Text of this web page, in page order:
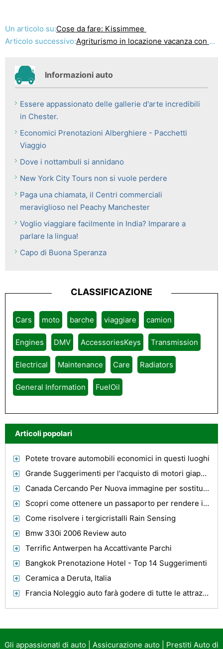
Un articolo su:Cose da fare: Kissimmee
Articolo successivo:Agriturismo in locazione vacanza con villa per le vacanze
Informazioni auto
Essere appassionato delle gallerie d'arte incredibili
in Chester.
Economici Prenotazioni Alberghiere - Pacchetti
Viaggio
Dove i nottambuli si annidano
New York City Tours non si vuole perdere
Paga una chiamata, il Centri commerciali
meraviglioso nel Peachy Manchester
Voglio viaggiare facilmente in India? Imparare a
parlare la lingua!
Capo di Buona Speranza
CLASSIFICAZIONE
Cars moto barche viaggiare camion
Engines DMV AccessoriesKeys Transmission
Electrical Maintenance Care Radiators
General Information FuelOil
Articoli popolari
Potete trovare automobili economici in questi luoghi
Grande Suggerimenti per l'acquisto di motori giapponesi
Canada Cercando Per Nuova immagine per sostituire Giubbe e alci
Scopri come ottenere un passaporto per rendere il processo più facile
Come risolvere i tergicristalli Rain Sensing
Bmw 330i 2006 Review auto
Terrific Antwerpen ha Accattivante Parchi
Bangkok Prenotazione Hotel - Top 14 Suggerimenti
Ceramica a Deruta, Italia
Francia Noleggio auto farà godere di tutte le attrazioni Powerhouse
Gli appassionati di auto Assicurazione auto Prestiti Auto di